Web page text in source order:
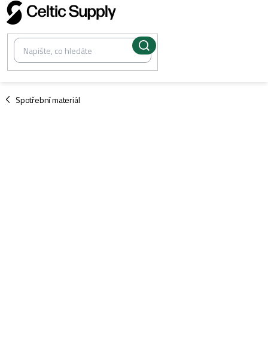
Přejít
na
obsah
Spotřební materiál
/